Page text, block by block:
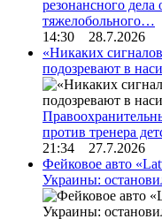
резонансного
тяжелобольного…
14:30 28.7.2026
«Никаких
подозревают в
против тренера
21:34 27.7.2026
Фейковое авто
Украины: